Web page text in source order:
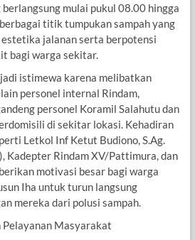
mulai pukul 08.00 hingga
titik tumpukan sampah yang
estetika jalanan serta berpotensi
bagi warga sekitar.
istimewa karena melibatkan
personel internal Rindam,
personel Koramil Salahutu dan
di sekitar lokasi. Kehadiran
Letkol Inf Ketut Budiono, S.Ag.
Kadepter Rindam XV/Pattimura, dan
motivasi besar bagi warga
Iha untuk turun langsung
mereka dari polusi sampah.
Masyarakat